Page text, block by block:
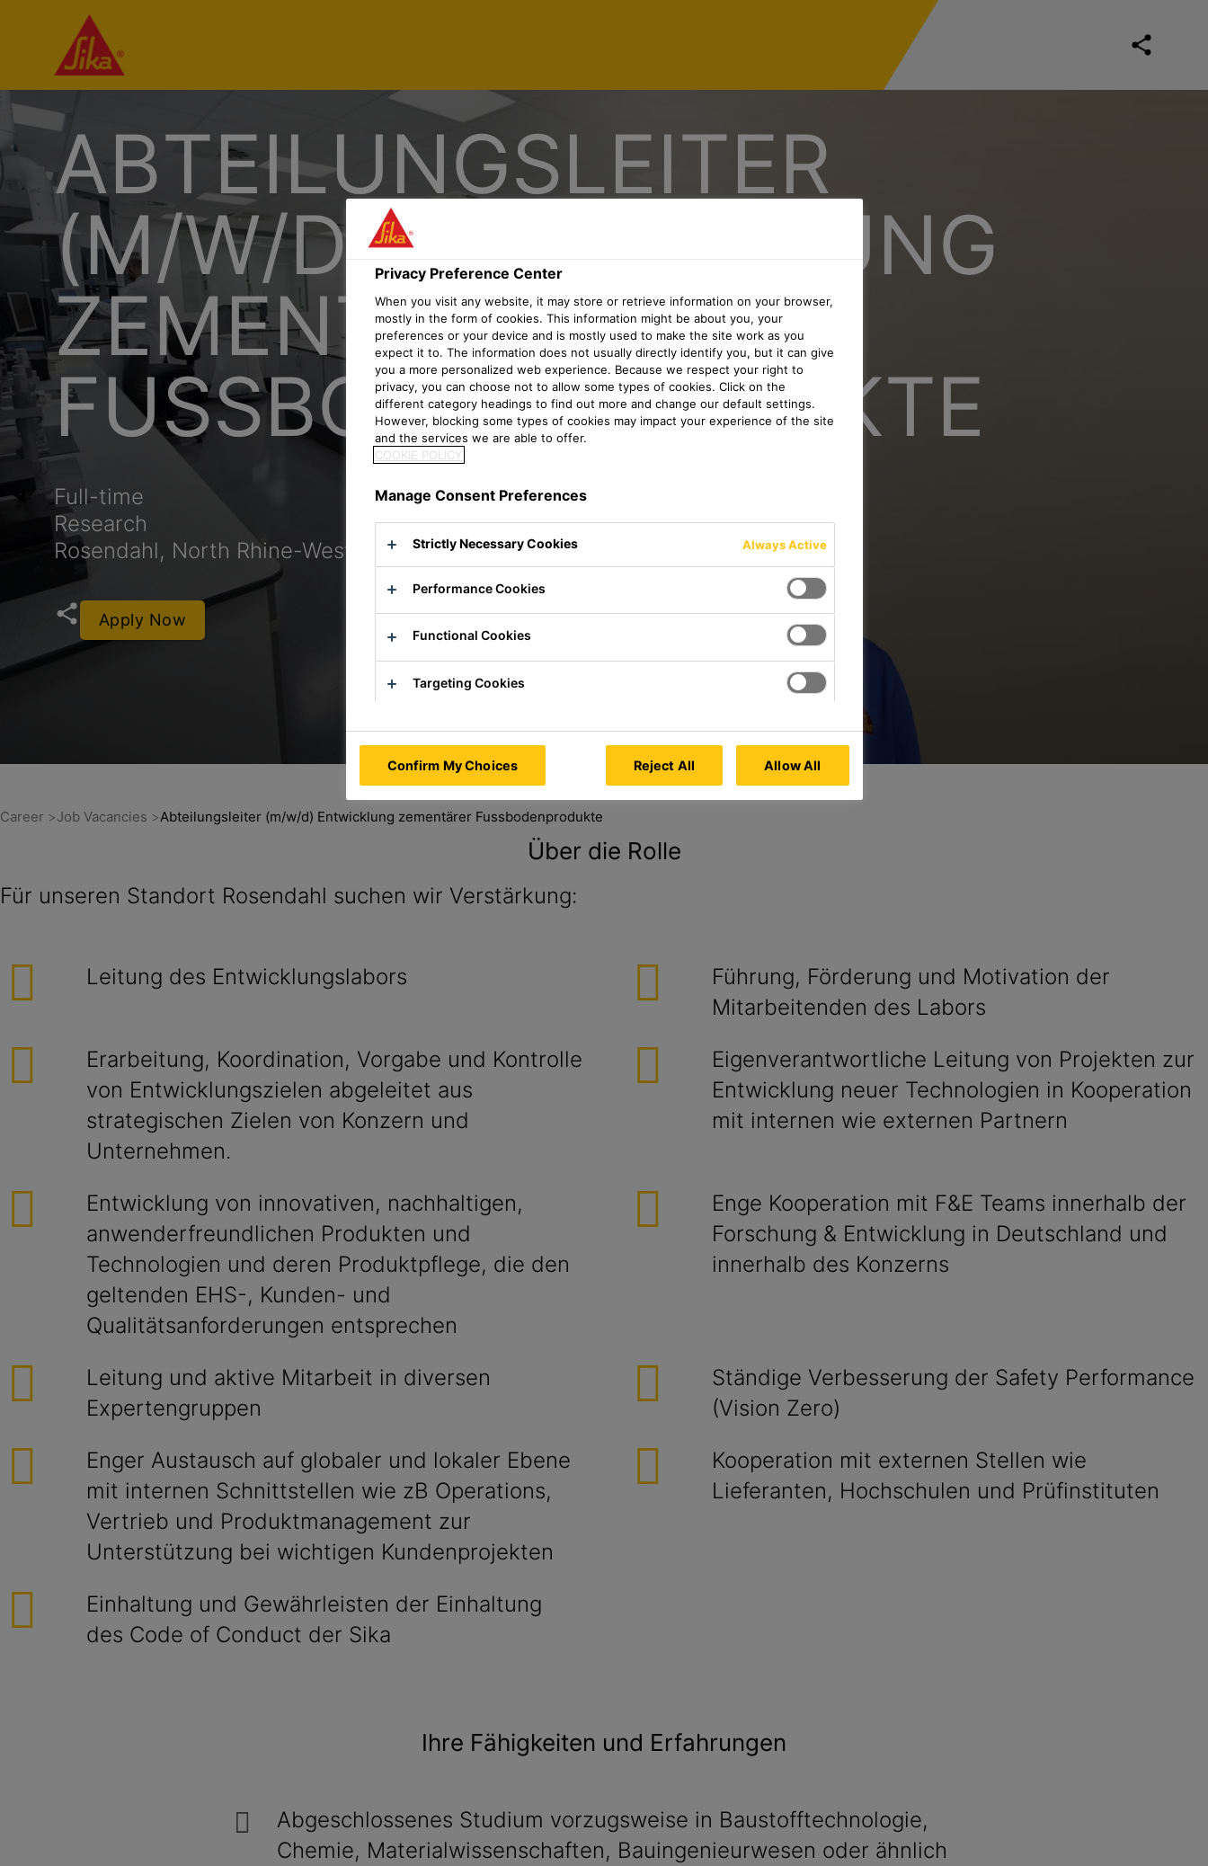
ABTEILUNGSLEITER
(M/W/D) ENTWICKLUNG
ZEMENTÄRER
FUSSBODENPRODUKTE
Full-time
Research
Rosendahl, North Rhine-Westphalia, Germany
Apply Now
Career Job Vacancies Abteilungsleiter (m/w/d) Entwicklung zementärer Fussbodenprodukte
Über die Rolle
Für unseren Standort Rosendahl suchen wir Verstärkung:
Leitung des Entwicklungslabors
Führung, Förderung und Motivation der
Mitarbeitenden des Labors
Erarbeitung, Koordination, Vorgabe und Kontrolle
von Entwicklungszielen abgeleitet aus
strategischen Zielen von Konzern und
Unternehmen.
Eigenverantwortliche Leitung von Projekten zur
Entwicklung neuer Technologien in Kooperation
mit internen wie externen Partnern
Entwicklung von innovativen, nachhaltigen,
anwenderfreundlichen Produkten und
Technologien und deren Produktpflege, die den
geltenden EHS-, Kunden- und
Qualitätsanforderungen entsprechen
Enge Kooperation mit F&E Teams innerhalb der
Forschung & Entwicklung in Deutschland und
innerhalb des Konzerns
Leitung und aktive Mitarbeit in diversen
Expertengruppen
Ständige Verbesserung der Safety Performance
(Vision Zero)
Enger Austausch auf globaler und lokaler Ebene
mit internen Schnittstellen wie zB Operations,
Vertrieb und Produktmanagement zur
Unterstützung bei wichtigen Kundenprojekten
Kooperation mit externen Stellen wie
Lieferanten, Hochschulen und Prüfinstituten
Einhaltung und Gewährleisten der Einhaltung
des Code of Conduct der Sika
Ihre Fähigkeiten und Erfahrungen
Abgeschlossenes Studium vorzugsweise in Baustofftechnologie,
Chemie, Materialwissenschaften, Bauingenieurwesen oder ähnlich
Privacy Preference Center
When you visit any website, it may store or retrieve information on your browser,
mostly in the form of cookies. This information might be about you, your
preferences or your device and is mostly used to make the site work as you
expect it to. The information does not usually directly identify you, but it can give
you a more personalized web experience. Because we respect your right to
privacy, you can choose not to allow some types of cookies. Click on the
different category headings to find out more and change our default settings.
However, blocking some types of cookies may impact your experience of the site
and the services we are able to offer.
COOKIE POLICY
Manage Consent Preferences
Strictly Necessary Cookies Always Active
Performance Cookies
Functional Cookies
Targeting Cookies
Confirm My Choices Reject All Allow All